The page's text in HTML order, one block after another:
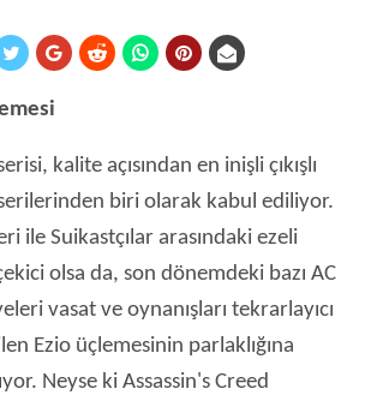
kalite açısından en inişli çıkışlı
biri olarak kabul ediliyor.
ile Suikastçılar arasındaki ezeli
olsa da, son dönemdeki bazı AC
vasat ve oynanışları tekrarlayıcı
Ezio üçlemesinin parlaklığına
Neyse ki Assassin's Creed